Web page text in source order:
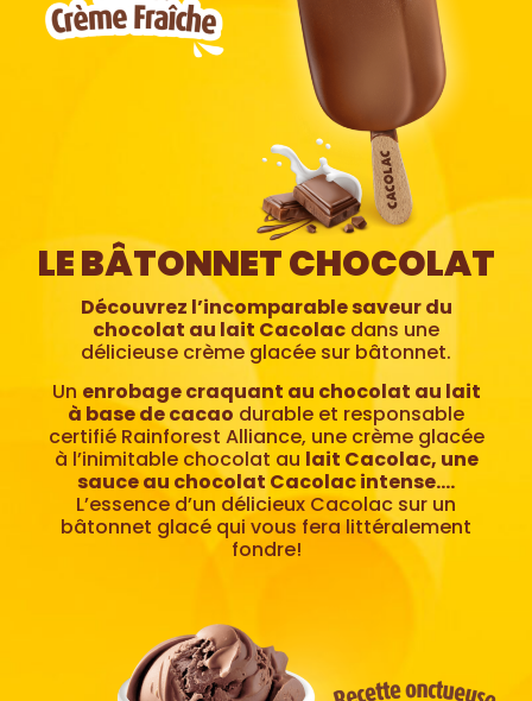
LE BÂTONNET CHOCOLAT
Découvrez l’incomparable saveur du
chocolat au lait Cacolac dans une
délicieuse crème glacée sur bâtonnet.
Un enrobage craquant au chocolat au lait
à base de cacao durable et responsable
certifié Rainforest Alliance, une crème glacée
à l’inimitable chocolat au lait Cacolac, une
sauce au chocolat Cacolac intense….
L’essence d’un délicieux Cacolac sur un
bâtonnet glacé qui vous fera littéralement
fondre!